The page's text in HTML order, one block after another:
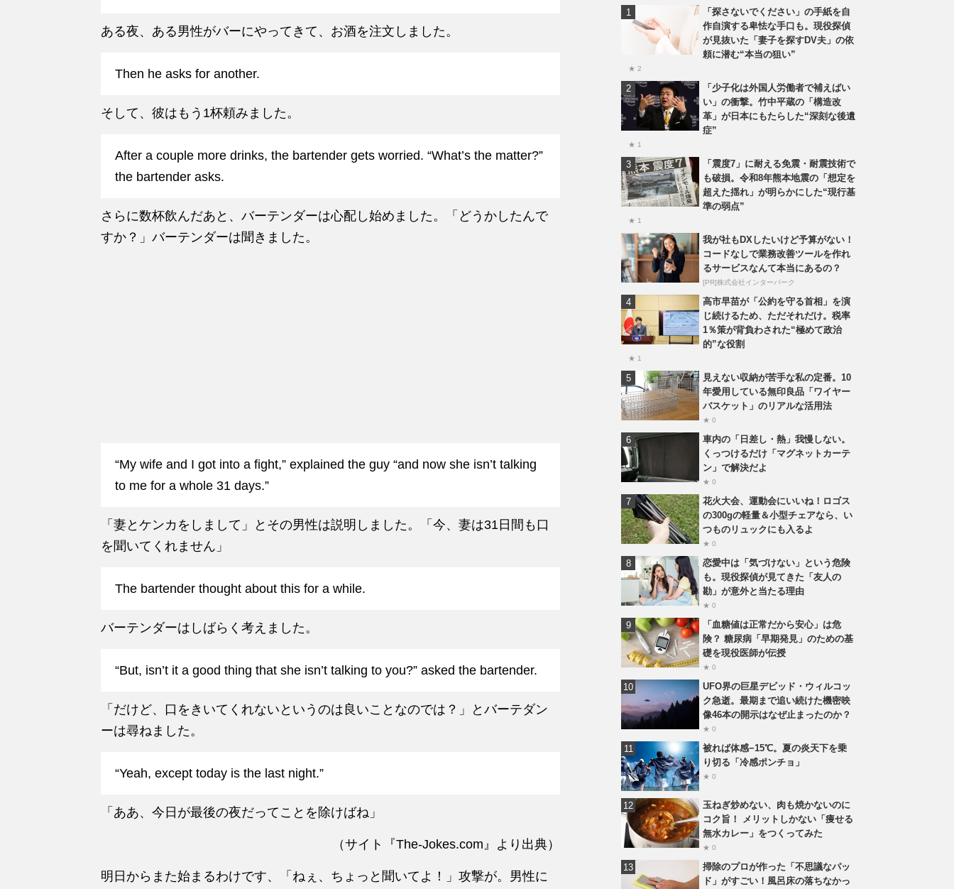
ある夜、ある男性がバーにやってきて、お酒を注文しました。
Then he asks for another.
そして、彼はもう1杯頼みました。
After a couple more drinks, the bartender gets worried. “What’s the matter?”
the bartender asks.
さらに数杯飲んだあと、バーテンダーは心配し始めました。「どうかしたんで
すか？」バーテンダーは聞きました。
“My wife and I got into a fight,” explained the guy “and now she isn’t talking
to me for a whole 31 days.”
「妻とケンカをしまして」とその男性は説明しました。「今、妻は31日間も口
を聞いてくれません」
The bartender thought about this for a while.
バーテンダーはしばらく考えました。
“But, isn’t it a good thing that she isn’t talking to you?” asked the bartender.
「だけど、口をきいてくれないというのは良いことなのでは？」とバーテダン
ーは尋ねました。
“Yeah, except today is the last night.”
「ああ、今日が最後の夜だってことを除けばね」
（サイト『The-Jokes.com』より出典）
明日からまた始まるわけです、「ねぇ、ちょっと聞いてよ！」攻撃が。男性に
「探さないでください」の手紙を自
作自演する卑怯な手口も。現役探偵
が見抜いた「妻子を探すDV夫」の依
頼に潜む“本当の狙い”
★ 2
「少子化は外国人労働者で補えばい
い」の衝撃。竹中平蔵の「構造改
革」が日本にもたらした“深刻な後遺
症”
★ 1
「震度7」に耐える免震・耐震技術で
も破損。令和8年熊本地震の「想定を
超えた揺れ」が明らかにした“現行基
準の弱点”
★ 1
我が社もDXしたいけど予算がない！
コードなしで業務改善ツールを作れ
るサービスなんて本当にあるの？
[PR]株式会社インターパーク
高市早苗が「公約を守る首相」を演
じ続けるため、ただそれだけ。税率
1％策が背負わされた“極めて政治
的”な役割
★ 1
見えない収納が苦手な私の定番。10
年愛用している無印良品「ワイヤー
バスケット」のリアルな活用法
★ 0
車内の「日差し・熱」我慢しない。
くっつけるだけ「マグネットカーテ
ン」で解決だよ
★ 0
花火大会、運動会にいいね！ロゴス
の300gの軽量＆小型チェアなら、い
つものリュックにも入るよ
★ 0
恋愛中は「気づけない」という危険
も。現役探偵が見てきた「友人の
勘」が意外と当たる理由
★ 0
「血糖値は正常だから安心」は危
険？ 糖尿病「早期発見」のための基
礎を現役医師が伝授
★ 0
UFO界の巨星デビッド・ウィルコッ
ク急逝。最期まで追い続けた機密映
像46本の開示はなぜ止まったのか？
★ 0
被れば体感−15℃。夏の炎天下を乗
り切る「冷感ポンチョ」
★ 0
玉ねぎ炒めない、肉も焼かないのに
コク旨！ メリットしかない「痩せる
無水カレー」をつくってみた
★ 0
掃除のプロが作った「不思議なパッ
ド」がすごい！風呂床の落ちなかっ